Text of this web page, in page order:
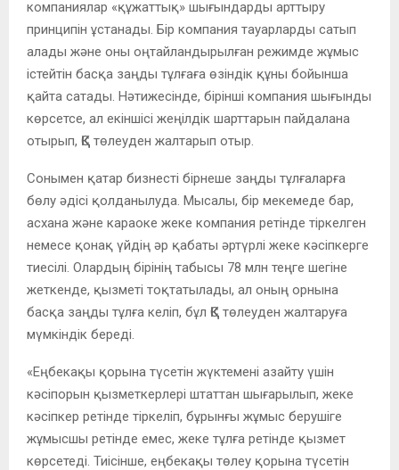
компаниялар «құжаттық» шығындарды арттыру
принципін ұстанады. Бір компания тауарларды сатып
алады және оны оңтайландырылған режимде жұмыс
істейтін басқа заңды тұлғаға өзіндік құны бойынша
қайта сатады. Нәтижесінде, бірінші компания шығынды
көрсетсе, ал екіншісі жеңілдік шарттарын пайдалана
отырып, ҚҚС төлеуден жалтарып отыр.
Сонымен қатар бизнесті бірнеше заңды тұлғаларға
бөлу әдісі қолданылуда. Мысалы, бір мекемеде бар,
асхана және караоке жеке компания ретінде тіркелген
немесе қонақ үйдің әр қабаты әртүрлі жеке кәсіпкерге
тиесілі. Олардың бірінің табысы 78 млн теңге шегіне
жеткенде, қызметі тоқтатылады, ал оның орнына
басқа заңды тұлға келіп, бұл ҚҚС төлеуден жалтаруға
мүмкіндік береді.
«Еңбекақы қорына түсетін жүктемені азайту үшін
кәсіпорын қызметкерлері штаттан шығарылып, жеке
кәсіпкер ретінде тіркеліп, бұрынғы жұмыс берушіге
жұмысшы ретінде емес, жеке тұлға ретінде қызмет
көрсетеді. Тиісінше, еңбекақы төлеу қорына түсетін